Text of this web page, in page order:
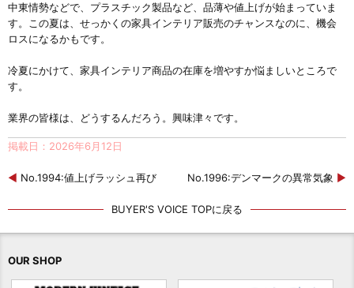
中東情勢などで、プラスチック製品など、品薄や値上げが始まっていま
す。この夏は、せっかくの家具インテリア販売のチャンスなのに、機会
ロスになるかもです。
冷夏にかけて、家具インテリア商品の在庫を増やすか悩ましいところで
す。
業界の皆様は、どうするんだろう。興味津々です。
掲載日：2026年6月12日
◀ No.1994:値上げラッシュ再び No.1996:デンマークの異常気象 ▶
BUYER'S VOICE TOPに戻る
OUR SHOP